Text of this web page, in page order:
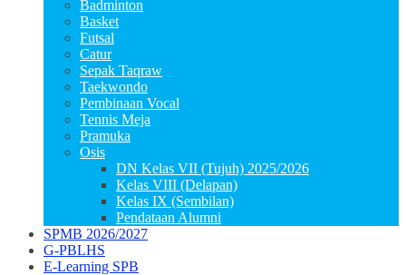
Badminton
Basket
Futsal
Catur
Sepak Taqraw
Taekwondo
Pembinaan Vocal
Tennis Meja
Pramuka
Osis
DN Kelas VII (Tujuh) 2025/2026
Kelas VIII (Delapan)
Kelas IX (Sembilan)
Pendataan Alumni
SPMB 2026/2027
G-PBLHS
E-Learning SPB